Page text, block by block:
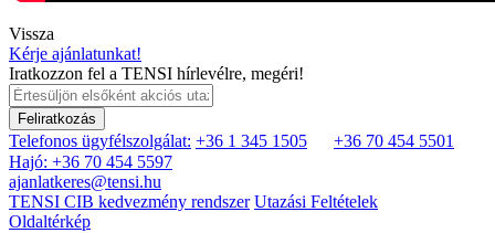
Vissza
Kérje ajánlatunkat!
Iratkozzon fel a TENSI hírlevélre, megéri!
Feliratkozás
Telefonos ügyfélszolgálat: +36 1 345 1505
+36 70 454 5501
Hajó: +36 70 454 5597
ajanlatkeres@tensi.hu
TENSI CIB kedvezmény rendszer Utazási Feltételek
Oldaltérkép